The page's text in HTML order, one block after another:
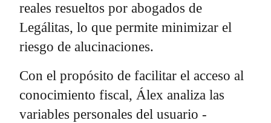
reales resueltos por abogados de
Legálitas, lo que permite minimizar el
riesgo de alucinaciones.
Con el propósito de facilitar el acceso al
conocimiento fiscal, Álex analiza las
variables personales del usuario -